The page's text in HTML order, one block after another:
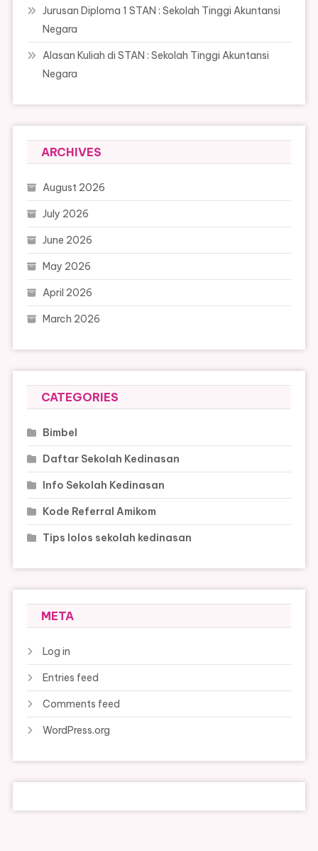
Jurusan Diploma 1 STAN : Sekolah Tinggi Akuntansi
Negara
Alasan Kuliah di STAN : Sekolah Tinggi Akuntansi
Negara
ARCHIVES
August 2026
July 2026
June 2026
May 2026
April 2026
March 2026
CATEGORIES
Bimbel
Daftar Sekolah Kedinasan
Info Sekolah Kedinasan
Kode Referral Amikom
Tips lolos sekolah kedinasan
META
Log in
Entries feed
Comments feed
WordPress.org